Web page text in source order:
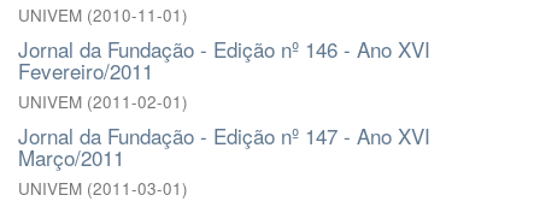
UNIVEM (2010-11-01)
Jornal da Fundação - Edição nº 146 - Ano XVI
Fevereiro/2011
UNIVEM (2011-02-01)
Jornal da Fundação - Edição nº 147 - Ano XVI
Março/2011
UNIVEM (2011-03-01)